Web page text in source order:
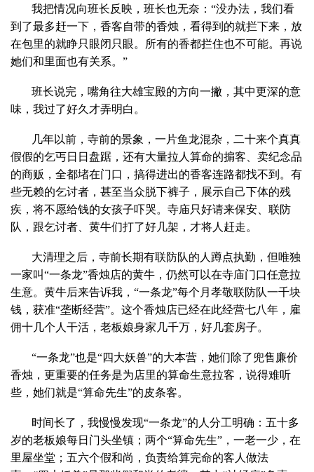
我把情况向班长反映，班长也无奈：“没办法，我们看
到了最多赶一下，香客自带的香烛，看得到的就拦下来，放
在包里的就睁只眼闭只眼。所有的香都拦住也不可能。再说
她们和里面也有关系。”
班长说完，嘴角往大雄宝殿的方向一撇，其中更深的意
味，我过了好久才弄明白。
几年以前，寺前的景象，一片鱼龙混杂，二十来个真真
假假的乞丐日日盘踞，还有大量拉人算命的掮客、卖纪念品
的商贩，全都堵在门口，搞得进出的香客连路都找不到。有
些无赖的乞讨者，甚至当众脱下裤子，展示自己下体的残
疾，将不愿给钱的女孩子吓哭。寺庙只好请来保安、联防
队，跟乞讨者、黄牛们打了好几架，才将人赶走。
大清理之后，寺前长期有联防队的人蹲点执勤，但唯独
一家叫“一条龙”香烛店的黄牛，仍然可以在寺庙门口任意拉
生意。黄牛后来告诉我，“一条龙”每个月孝敬联防队一千块
钱，获准“垄断经营”。这个香烛店已经在此经营七八年，雇
佣十几个人干活，老板娘身家几千万，好几套房子。
“一条龙”也是“四大妖兽”的大本营，她们除了兜售廉价
香烛，更重要的任务是为店里的算命生意拉客，说得难听
些，她们就是“算命先生”的皮条客。
时间长了，我慢慢发现“一条龙”的人分工明确：五十多
岁的老板娘每日门头坐镇；两个“算命先生”，一老一少，在
里屋坐堂；五六个假和尚，负责给算完命的客人做法